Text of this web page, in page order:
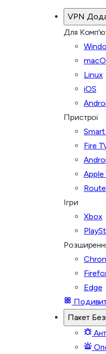
VPN
Для
Linux
iOS
Пристрої
Fire
Apple
Ігри
Xbox
Edge
Пакет